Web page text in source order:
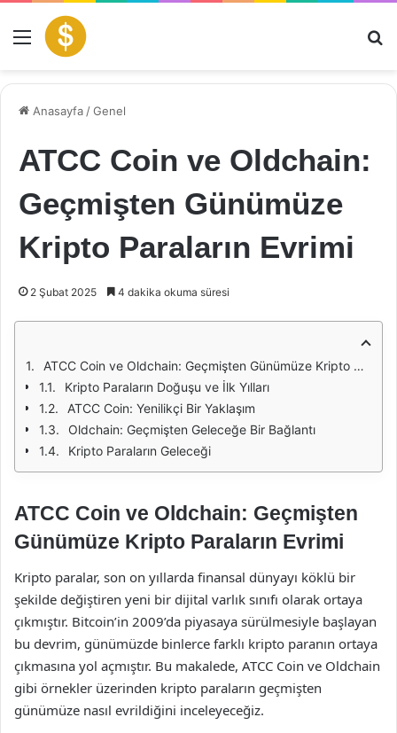
Menü
Anasayfa /Genel
ATCC Coin ve Oldchain:
Geçmişten Günümüze
Kripto Paraların Evrimi
2 Şubat 2025 4 dakika okuma süresi
ATCC Coin ve Oldchain: Geçmişten Günümüze Kripto Paraların Evrimi
Kripto Paraların Doğuşu ve İlk Yılları
ATCC Coin: Yenilikçi Bir Yaklaşım
Oldchain: Geçmişten Geleceğe Bir Bağlantı
Kripto Paraların Geleceği
ATCC Coin ve Oldchain: Geçmişten
Günümüze Kripto Paraların Evrimi
Kripto paralar, son on yıllarda finansal dünyayı köklü bir
şekilde değiştiren yeni bir dijital varlık sınıfı olarak ortaya
çıkmıştır. Bitcoin’in 2009’da piyasaya sürülmesiyle başlayan
bu devrim, günümüzde binlerce farklı kripto paranın ortaya
çıkmasına yol açmıştır. Bu makalede, ATCC Coin ve Oldchain
gibi örnekler üzerinden kripto paraların geçmişten
günümüze nasıl evrildiğini inceleyeceğiz.